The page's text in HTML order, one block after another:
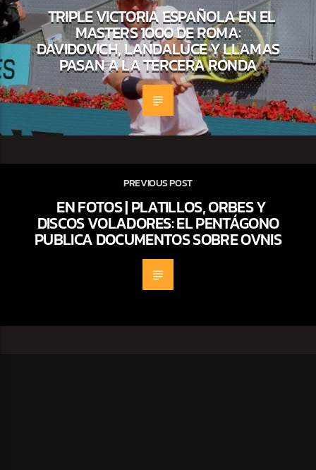
TRIPLE VICTORIA ESPAÑOLA EN EL
MASTERS 1000 DE ROMA:
DAVIDOVICH, LANDALUCE Y LLAMAS
PASAN A LA TERCERA RONDA
PREVIOUS POST
EN FOTOS | PLATILLOS, ORBES Y
DISCOS VOLADORES: EL PENTÁGONO
PUBLICA DOCUMENTOS SOBRE OVNIS